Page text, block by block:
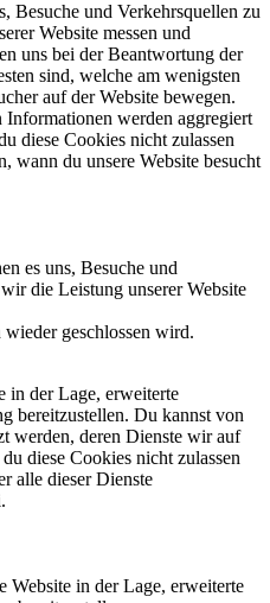
Besuche und Verkehrsquellen zu
Website messen und
uns bei der Beantwortung der
sind, welche am wenigsten
auf der Website bewegen.
werden aggregiert
diese Cookies nicht zulassen
wann du unsere Website besucht
es uns, Besuche und
die Leistung unserer Website
wieder geschlossen wird.
in der Lage, erweiterte
bereitzustellen. Du kannst von
werden, deren Dienste wir auf
diese Cookies nicht zulassen
alle dieser Dienste
Website in der Lage, erweiterte